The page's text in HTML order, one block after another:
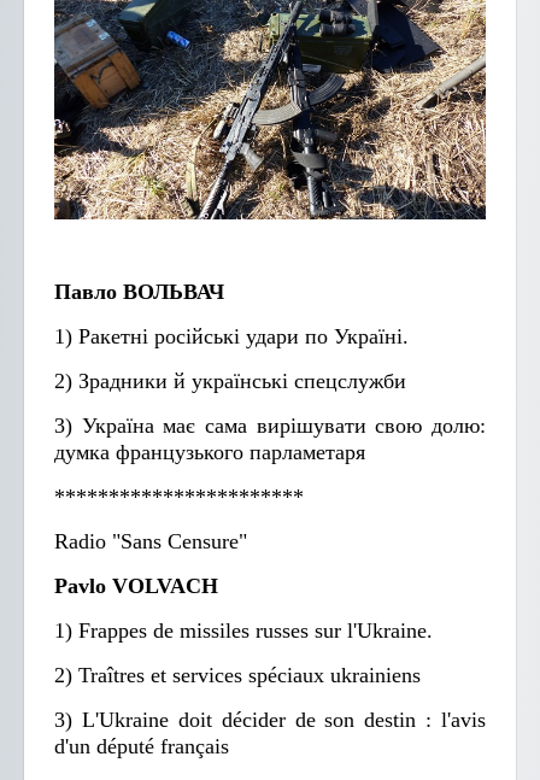
Павло ВОЛЬВАЧ
1) Ракетні російські удари по Україні.
2) Зрадники й українські спецслужби
3) Україна має сама вирішувати свою долю:
думка французького парламетаря
***********************
Radio "Sans Censure"
Pavlo VOLVACH
1) Frappes de missiles russes sur l'Ukraine.
2) Traîtres et services spéciaux ukrainiens
3) L'Ukraine doit décider de son destin : l'avis
d'un député français